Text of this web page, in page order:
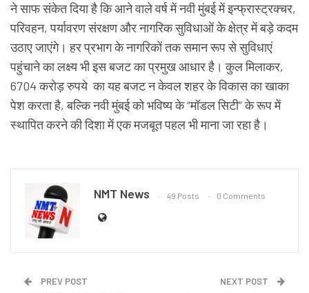
ने साफ संकेत दिया है कि आने वाले वर्ष में नवी मुंबई में इन्फ्रास्ट्रक्चर,
परिवहन, पर्यावरण संरक्षण और नागरिक सुविधाओं के क्षेत्र में बड़े कदम
उठाए जाएंगे। हर प्रभाग के नागरिकों तक समान रूप से सुविधाएं
पहुंचाने का लक्ष्य भी इस बजट का प्रमुख आधार है। कुल मिलाकर,
6704 करोड़ रुपये का यह बजट न केवल शहर के विकास का खाका
पेश करता है, बल्कि नवी मुंबई को भविष्य के “मॉडल सिटी” के रूप में
स्थापित करने की दिशा में एक मजबूत पहल भी माना जा रहा है।
NMT News 49 Posts 0 Comments
PREV POST NEXT POST